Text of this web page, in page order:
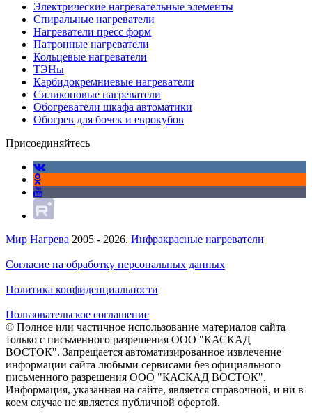
Электрические нагревательные элементы
Спиральные нагреватели
Нагреватели пресс форм
Патронные нагреватели
Кольцевые нагреватели
ТЭНы
Карбидокремниевые нагреватели
Силиконовые нагреватели
Обогреватели шкафа автоматики
Обогрев для бочек и еврокубов
Присоединяйтесь
Мир Нагрева 2005 - 2026. Инфракрасные нагреватели
Согласие на обработку персональных данных
Политика конфиденциальности
Пользовательское соглашение
© Полное или частичное использование материалов сайта
только с письменного разрешения ООО "КАСКАД
ВОСТОК". Запрещается автоматизированное извлечение
информации сайта любыми сервисами без официального
письменного разрешения ООО "КАСКАД ВОСТОК".
Информация, указанная на сайте, является справочной, и ни в
коем случае не является публичной офертой.